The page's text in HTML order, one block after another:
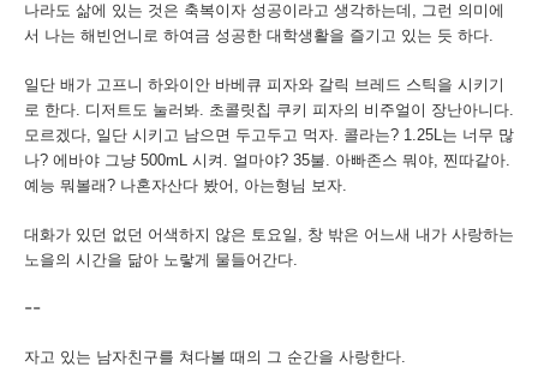
나라도 삶에 있는 것은 축복이자 성공이라고 생각하는데 , 그런 의미에
서 나는 해빈언니로 하여금 성공한 대학생활을 즐기고 있는 듯 하다.
일단 배가 고프니 하와이안 바베큐 피자와 갈릭 브레드 스틱을 시키기
로 한다. 디저트도 눌러봐. 초콜릿칩 쿠키 피자의 비주얼이 장난아니다.
모르겠다, 일단 시키고 남으면 두고두고 먹자. 콜라는? 1.25L는 너무 많
나? 에바야 그냥 500mL 시켜 . 얼마야? 35불. 아빠존스 뭐야, 찐따같아.
예능 뭐볼래? 나혼자산다 봤어 , 아는형님 보자.
대화가 있던 없던 어색하지 않은 토요일 , 창 밖은 어느새 내가 사랑하는
노을의 시간을 닮아 노랗게 물들어간다.
--
자고 있는 남자친구를 쳐다볼 때의 그 순간을 사랑한다.